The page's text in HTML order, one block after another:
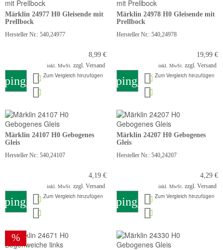
Märklin 24977 H0 Gleisende mit
Prellbock
Hersteller Nr.: 540,24977
8,99 €
inkl. MwSt. zzgl. Versand
Zum Vergleich hinzufügen
Märklin 24978 H0 Gleisende mit
Prellbock
Hersteller Nr.: 540,24978
19,99 €
inkl. MwSt. zzgl. Versand
shopping_cartZum Vergleich hinzufügen
Märklin 24107 H0 Gebogenes
Gleis
Hersteller Nr.: 540,24107
4,19 €
inkl. MwSt. zzgl. Versand
Zum Vergleich hinzufügen
Märklin 24207 H0 Gebogenes
Gleis
Hersteller Nr.: 540,24207
4,29 €
inkl. MwSt. zzgl. Versand
shopping_cartZum Vergleich hinzufügen
%